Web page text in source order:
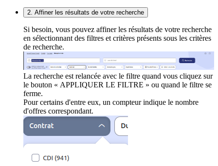
2. Affiner les résultats de votre recherche
Si besoin, vous pouvez affiner les résultats de votre recherche
en sélectionnant des filtres et critères présents sous les critères
de recherche.
La recherche est relancée avec le filtre quand vous cliquez sur
le bouton « APPLIQUER LE FILTRE » ou quand le filtre se
ferme.
Pour certains d'entre eux, un compteur indique le nombre
d'offres correspondant.